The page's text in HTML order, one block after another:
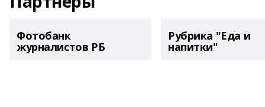
Фотобанк
журналистов РБ
Рубрика "Еда и
напитки"